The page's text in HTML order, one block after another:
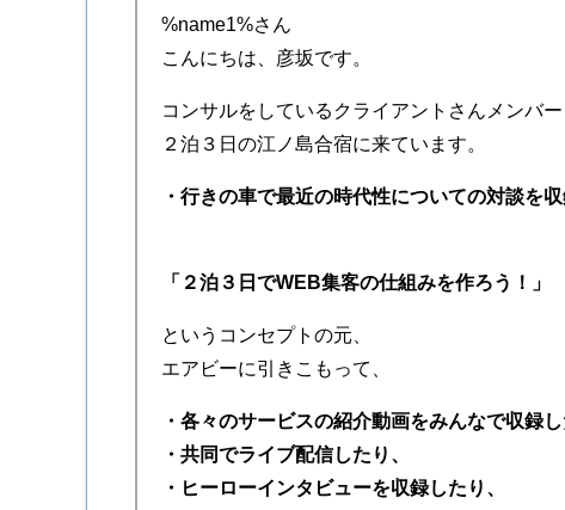
%name1%さん
こんにちは、彦坂です。
コンサルをしているクライアントさんメンバ
２泊３日の江ノ島合宿に来ています。
・行きの車で最近の時代性についての対談を収
「２泊３日でWEB集客の仕組みを作ろう！」
というコンセプトの元、
エアビーに引きこもって、
・各々のサービスの紹介動画をみんなで収録し
・共同でライブ配信したり、
・ヒーローインタビューを収録したり、